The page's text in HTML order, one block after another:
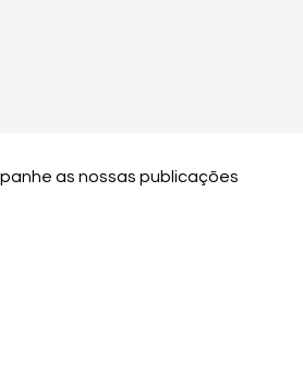
as nossas publicações